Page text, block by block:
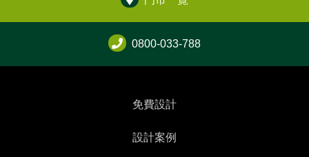
0800-033-788
免費設計
設計案例